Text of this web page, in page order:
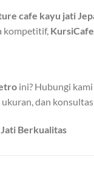
cafe kayu jati
kompetitif,
ini? Hubungi
dan
Berkualitas